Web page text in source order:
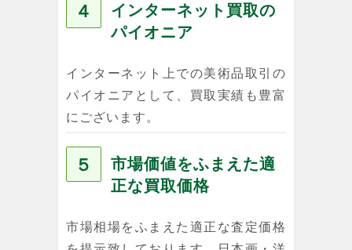
４
インターネット買取の
パイオニア
インターネット上での美術品取引の
パイオニアとして、買取実績も豊富
にございます。
５
市場価値をふまえた適
正な買取価格
市場相場をふまえた適正な査定価格